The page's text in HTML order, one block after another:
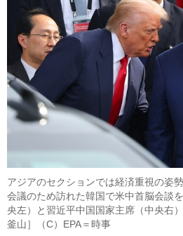
アジアのセクションでは経済重視の姿
会議のため訪れた韓国で米中首脳会談
央左）と習近平中国国家主席（中央右
釜山］（C）EPA＝時事